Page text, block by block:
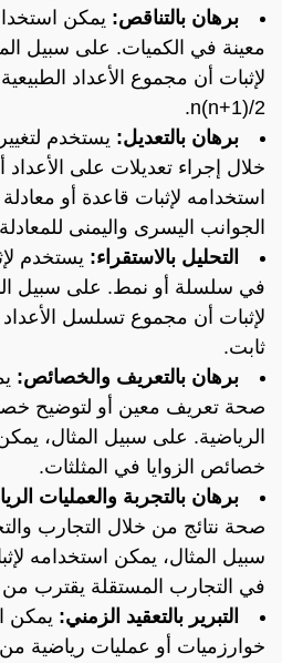
برهان بالتناقص: يمكن
معينة في الكميات. على سبيل
n(n+1)/2.
برهان بالتعديل: يستخدم
خلال إجراء تعديلات على الأعداد
استخدامه لإثبات قاعدة أو
الجوانب اليسرى واليمنى
التحليل بالاستقراء: يستخدم
في سلسلة أو نمط. على سبيل
لإثبات أن مجموع تسلسل الأعداد
ثابت.
برهان بالتعريف والخصائص:
صحة تعريف معين أو لتوضيح
الرياضية. على سبيل المثال،
خصائص الزوايا في المثلثات.
برهان بالتجربة والعمليات
صحة نتائج من خلال التجارب
سبيل المثال، يمكن استخدامه
في التجارب المستقلة يقترب من
التبرير بالتعقيد الزمني: يمكن
خوارزميات أو عمليات رياضية من